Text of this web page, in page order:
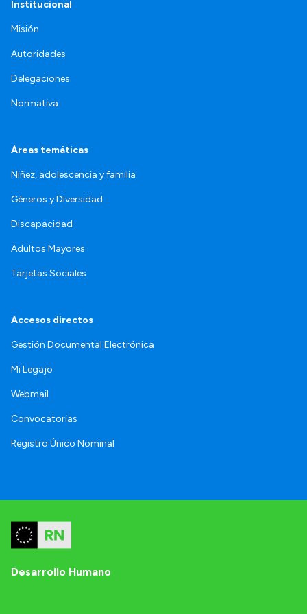
Institucional
Misión
Autoridades
Delegaciones
Normativa
Áreas temáticas
Niñez, adolescencia y familia
Géneros y Diversidad
Discapacidad
Adultos Mayores
Tarjetas Sociales
Accesos directos
Gestión Documental Electrónica
Mi Legajo
Webmail
Convocatorias
Registro Único Nominal
Desarrollo Humano